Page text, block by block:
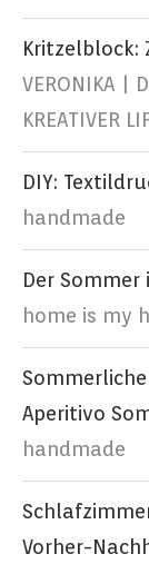
Kritzelblock:
VERONIKA |
KREATIVER
DIY:
handmade
Der
home is my
Aperitivo
handmade
Vorher-